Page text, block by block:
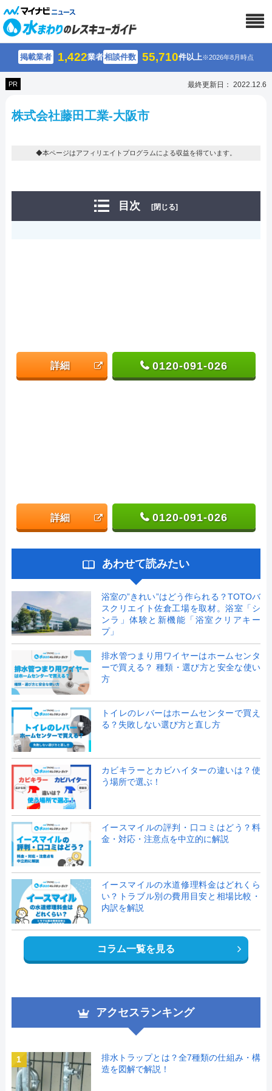
掲載業者 1,422業者相談件数 55,710件以上※2026年8月時点
PR 最終更新日： 2022.12.6
株式会社藤田工業-大阪市
◆本ページはアフィリエイトプログラムによる収益を得ています。
目次 [閉じる]
詳細 0120-091-026
詳細 0120-091-026
あわせて読みたい
浴室の”きれい”はどう作られる？TOTOバ
スクリエイト佐倉工場を取材。浴室「シ
ンラ」体験と新機能「浴室クリアキー
プ」
排水管つまり用ワイヤーはホームセンタ
ーで買える？ 種類・選び方と安全な使い
方
トイレのレバーはホームセンターで買え
る？失敗しない選び方と直し方
カビキラーとカビハイターの違いは？使
う場所で選ぶ！
イースマイルの評判・口コミはどう？料
金・対応・注意点を中立的に解説
イースマイルの水道修理料金はどれくら
い？トラブル別の費用目安と相場比較・
内訳を解説
コラム一覧を見る
アクセスランキング
1
排水トラップとは？全7種類の仕組み・構
造を図解で解説！